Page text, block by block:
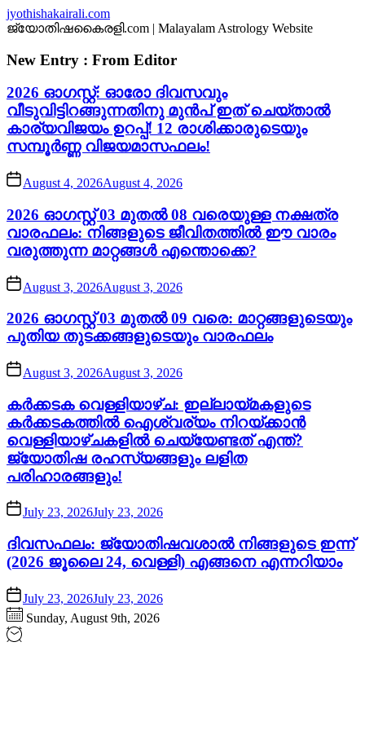
Skip
to
content
jyothishakairali.com
ജ്യോതിഷകൈരളി.com | Malayalam Astrology Website
New Entry : From Editor
2026 ഓഗസ്റ്റ്: ഓരോ ദിവസവും
വീടുവിട്ടിറങ്ങുന്നതിനു മുൻപ് ഇത് ചെയ്താൽ
കാര്യവിജയം ഉറപ്പ്! 12 രാശിക്കാരുടെയും
സമ്പൂർണ്ണ വിജയമാസഫലം!
August 4, 2026August 4, 2026
2026 ഓഗസ്റ്റ് 03 മുതൽ 08 വരെയുള്ള നക്ഷത്ര
വാരഫലം: നിങ്ങളുടെ ജീവിതത്തിൽ ഈ വാരം
വരുത്തുന്ന മാറ്റങ്ങൾ എന്തൊക്കെ?
August 3, 2026August 3, 2026
2026 ഓഗസ്റ്റ് 03 മുതൽ 09 വരെ: മാറ്റങ്ങളുടെയും
പുതിയ തുടക്കങ്ങളുടെയും വാരഫലം
August 3, 2026August 3, 2026
കർക്കടക വെള്ളിയാഴ്ച: ഇല്ലായ്മകളുടെ
കർക്കടകത്തിൽ ഐശ്വര്യം നിറയ്ക്കാൻ
വെള്ളിയാഴ്ചകളിൽ ചെയ്യേണ്ടത് എന്ത്?
ജ്യോതിഷ രഹസ്യങ്ങളും ലളിത
പരിഹാരങ്ങളും!
July 23, 2026July 23, 2026
ദിവസഫലം: ജ്യോതിഷവശാൽ നിങ്ങളുടെ ഇന്ന്‌
(2026 ജൂലൈ 24, വെള്ളി) എങ്ങനെ എന്നറിയാം
July 23, 2026July 23, 2026
Sunday, August 9th, 2026